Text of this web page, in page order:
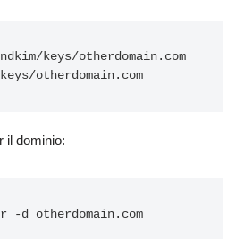
keys/otherdomain.com
il dominio: